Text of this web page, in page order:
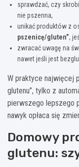
sprawdzać, czy
nie pszenna,
unikać produktów z
pszenicę/gluten”,
zwracać uwagę na
nawet jeśli jest
W praktyce najwięcej
glutenu”, tylko z
pierwszego lepszego
nawyk opłaca się
Domowy
glutenu: